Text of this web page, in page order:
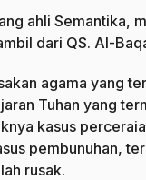
ahli Semantika,
dari QS. Al-
agama yang
Tuhan yang
kasus
pembunuhan,
rusak.